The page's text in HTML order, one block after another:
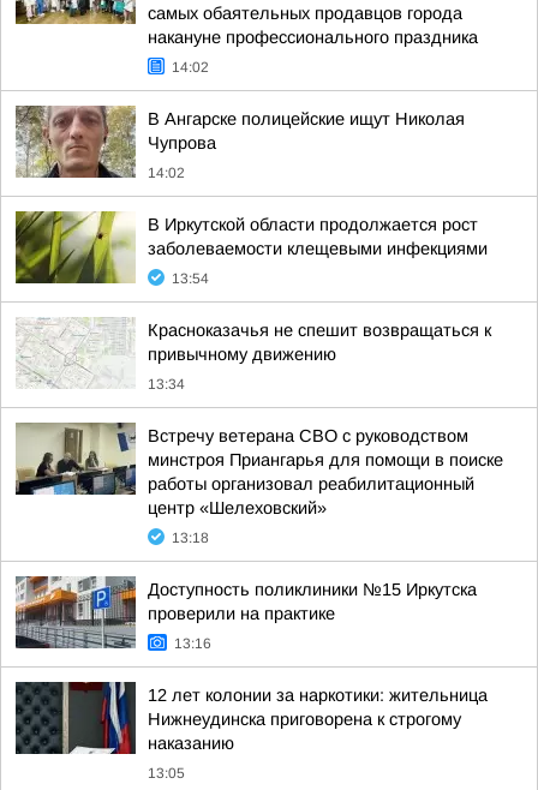
самых обаятельных продавцов города
накануне профессионального праздника
14:02
В Ангарске полицейские ищут Николая
Чупрова
14:02
В Иркутской области продолжается рост
заболеваемости клещевыми инфекциями
13:54
Красноказачья не спешит возвращаться к
привычному движению
13:34
Встречу ветерана СВО с руководством
минстроя Приангарья для помощи в поиске
работы организовал реабилитационный
центр «Шелеховский»
13:18
Доступность поликлиники №15 Иркутска
проверили на практике
13:16
12 лет колонии за наркотики: жительница
Нижнеудинска приговорена к строгому
наказанию
13:05